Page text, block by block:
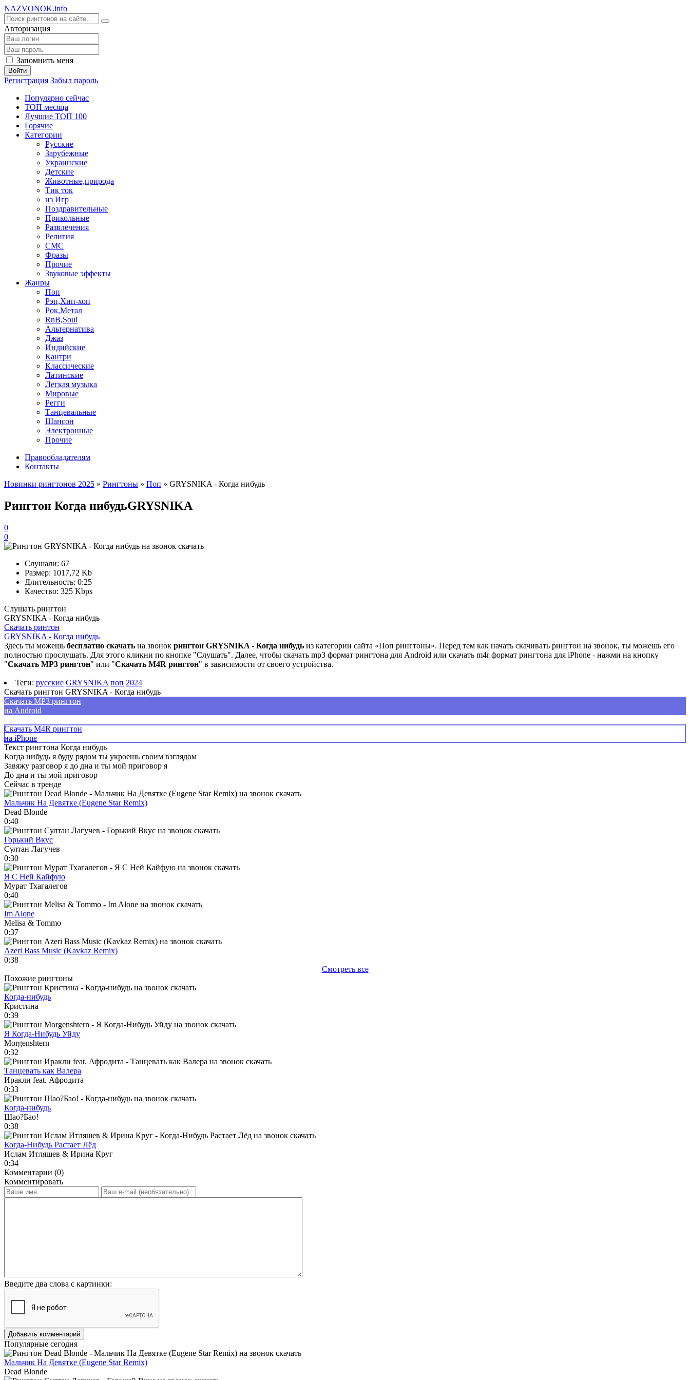
NAZVONOK.info
Авторизация
Запомнить меня
Войти
Регистрация Забыл пароль
Популярно сейчас
ТОП месяца
Лучшие ТОП 100
Горячие
Категории
Русские
Зарубежные
Украинские
Детские
Животные,природа
Тик ток
из Игр
Поздравительные
Прикольные
Развлечения
Религия
СМС
Фразы
Прочие
Звуковые эффекты
Жанры
Поп
Рэп,Хип-хоп
Рок,Метал
RnB,Soul
Альтернатива
Джаз
Индийские
Кантри
Классические
Латинские
Легкая музыка
Мировые
Регги
Танцевальные
Шансон
Электронные
Прочие
Правообладателям
Контакты
Новинки рингтонов 2025 » Рингтоны » Поп » GRYSNIKA - Когда нибудь
Рингтон Когда нибудьGRYSNIKA
0
0
Слушали: 67
Размер: 1017,72 Kb
Длительность: 0:25
Качество: 325 Kbps
Слушать рингтон
GRYSNIKA - Когда нибудь
Скачать ринтон
GRYSNIKA - Когда нибудь
Здесь ты можешь бесплатно скачать на звонок рингтон GRYSNIKA - Когда нибудь из категории сайта «Поп рингтоны». Перед тем как начать скачивать рингтон на звонок, ты можешь его
полностью прослушать. Для этого кликни по кнопке "Слушать". Далее, чтобы скачать mp3 формат рингтона для Android или скачать m4r формат рингтона для iPhone - нажми на кнопку
"Скачать MP3 рингтон" или "Скачать M4R рингтон" в зависимости от своего устройства.
Теги: русские GRYSNIKA поп 2024
Скачать рингтон GRYSNIKA - Когда нибудь
Скачать MP3 рингтон
на Android
Скачать M4R рингтон
на iPhone
Текст рингтона Когда нибудь
Когда нибудь я буду рядом ты укроешь своим взглядом
Завяжу разговор я до дна и ты мой приговор я
До дна и ты мой приговор
Сейчас в тренде
Мальчик На Девятке (Eugene Star Remix)
Dead Blonde
0:40
Горький Вкус
Султан Лагучев
0:30
Я С Ней Кайфую
Мурат Тхагалегов
0:40
Im Alone
Melisa & Tommo
0:37
Azeri Bass Music (Kavkaz Remix)
0:38
Смотреть все
Похожие рингтоны
Когда-нибудь
Кристина
0:39
Я Когда-Нибудь Уйду
Morgenshtern
0:32
Танцевать как Валера
Иракли feat. Афродита
0:33
Когда-нибудь
Шао?Бао!
0:38
Когда-Нибудь Растает Лёд
Ислам Итляшев & Ирина Круг
0:34
Комментарии (0)
Комментировать
Введите два слова с картинки:
Добавить комментарий
Популярные сегодня
Мальчик На Девятке (Eugene Star Remix)
Dead Blonde